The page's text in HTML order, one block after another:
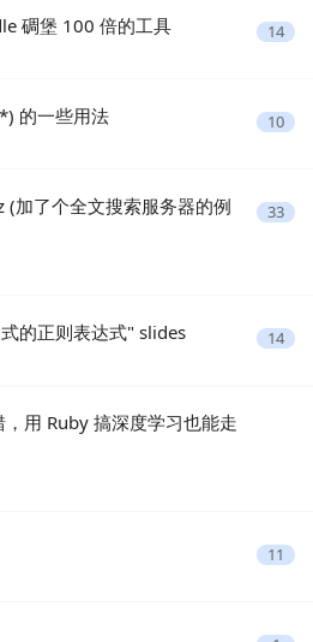
碉堡 100 倍的工具 14
的一些用法 10
(加了个全文搜索服务器的例
33
的正则表达式" slides 14
用 Ruby 搞深度学习也能走
11